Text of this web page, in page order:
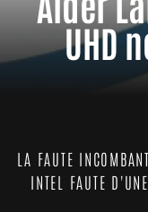
UHD
LA FAUTE
INTEL FAUTE